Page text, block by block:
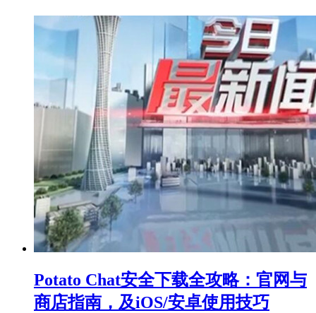
Potato Chat安全下载全攻略：官网与
商店指南，及iOS/安卓使用技巧